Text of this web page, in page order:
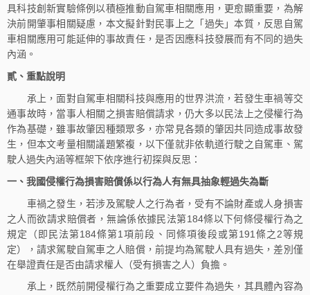
具科技創新實驗條例以積極推動自駕車相關應用，更愈顯重要，為解
決前開肇事相關疑慮，本文擬針對民事上之「過失」本質，反思自駕
車相關應用可能延伸的事故責任，是否因應科技發展而有不同的過失
內涵。
貳、重點說明
承上，面對自駕車相關科技與應用的世界洪流，若發生車禍等交
通事故時，當事人相關之損害賠償請求，仍大多以民法上之侵權行為
作為基礎，雖事故肇因種類眾多，亦常見各類的肇因共同造成事故發
生，但本文考量相關議題繁複，以下僅就非依軌道行駛之自駕車、駕
駛人過失內涵等框架下依序進行初探與反思：
一、我國侵權行為損害賠償係以行為人有無具抽象輕過失為斷
車禍之發生，若涉及駕駛人之行為者，受有不論財產或人身損害
之人而欲請求賠償者，無論係依據民法第184條以下何條侵權行為之
規定（即民法第184條第1項前段、同條項後段或第191條之2等規
定），請求駕駛自駕車之人賠償，前提均為駕駛人具有過失，差別僅
在舉證責任是否由請求權人（受有損害之人）負擔。
承上，既然前開侵權行為之重要成立要件為過失，其具體內容為